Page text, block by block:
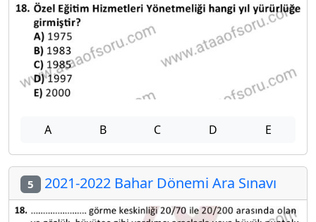
A B C D E
5 2021-2022 Bahar Dönemi Ara Sınavı